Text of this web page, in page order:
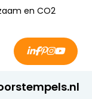
en CO2